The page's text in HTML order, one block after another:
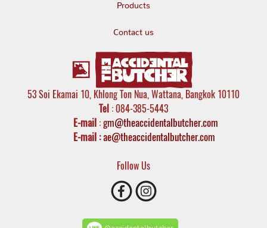
Products
Contact us
53 Soi Ekamai 10, Khlong Ton Nua, Wattana, Bangkok 10110
Tel : 084-385-5443
E-mail:gm@theaccidentalbutcher.com
E-mail :ae@theaccidentalbutcher.com
Follow Us